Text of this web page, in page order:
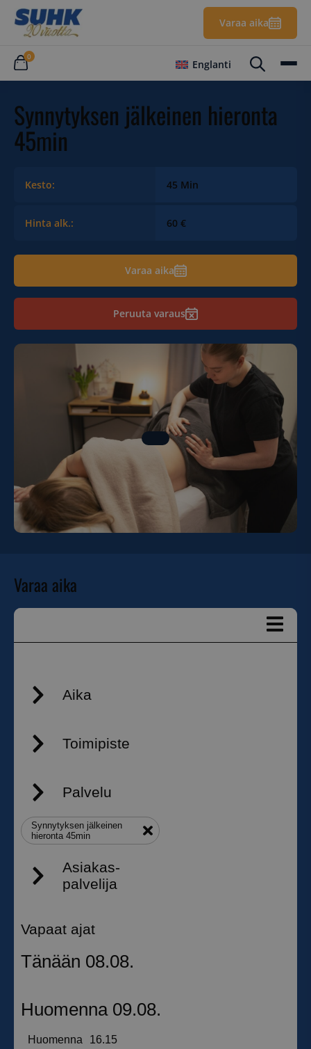
Varaa aika
0
Englanti
Synnytyksen jälkeinen hieronta
45min
Kesto: 45 Min
Hinta alk.: 60 €
Varaa aika
Peruuta varaus
Varaa aika